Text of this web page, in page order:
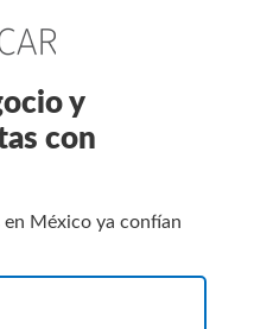
y
con
México ya confían